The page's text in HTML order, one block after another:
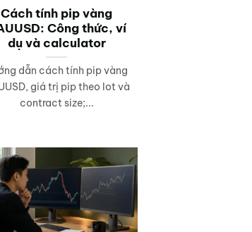
Cách tính pip vàng
Công thức, ví
dụ và calculator
dẫn cách tính pip vàng
giá trị pip theo lot và
contract size;...